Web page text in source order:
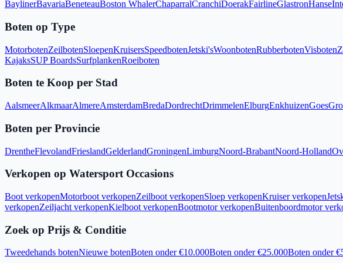
BaylinerBavariaBeneteauBoston WhalerChaparralCranchiDoerakFairlineGlastronHanse
Boten op Type
MotorbotenZeilbotenSloepenKruisersSpeedbotenJetski'sWoonbotenRubberbotenVisboten
KajaksSUP BoardsSurfplankenRoeiboten
Boten te Koop per Stad
AalsmeerAlkmaarAlmereAmsterdamBredaDordrechtDrimmelenElburgEnkhuizenGoes
Boten per Provincie
DrentheFlevolandFrieslandGelderlandGroningenLimburgNoord-BrabantNoord-Holland
Verkopen op Watersport Occasions
Boot verkopenMotorboot verkopenZeilboot verkopenSloep verkopenKruiser verkopen
verkopenZeiljacht verkopenKielboot verkopenBootmotor verkopenBuitenboordmotor
Zoek op Prijs & Conditie
Tweedehands botenNieuwe botenBoten onder €10.000Boten onder €25.000Boten onder